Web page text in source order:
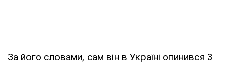
За його словами, сам він в Україні опинився 3